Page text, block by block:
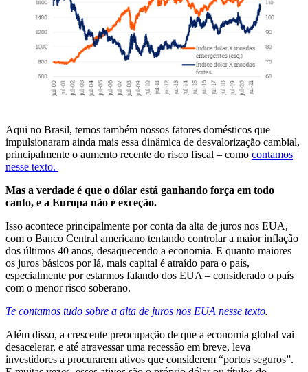
Aqui no Brasil, temos também nossos fatores domésticos que
impulsionaram ainda mais essa dinâmica de desvalorização cambial,
principalmente o aumento recente do risco fiscal – como contamos
nesse texto.
Mas a verdade é que o dólar está ganhando força em todo
canto, e a Europa não é exceção.
Isso acontece principalmente por conta da alta de juros nos EUA,
com o Banco Central americano tentando controlar a maior inflação
dos últimos 40 anos, desaquecendo a economia. E quanto maiores
os juros básicos por lá, mais capital é atraído para o país,
especialmente por estarmos falando dos EUA – considerado o país
com o menor risco soberano.
Te contamos tudo sobre a alta de juros nos EUA nesse texto.
Além disso, a crescente preocupação de que a economia global vai
desacelerar, e até atravessar uma recessão em breve, leva
investidores a procurarem ativos que considerem “portos seguros”.